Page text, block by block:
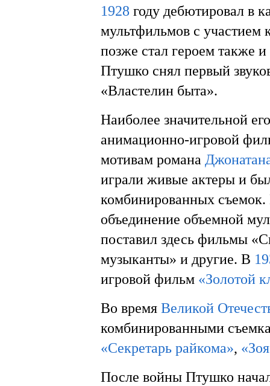
1928 году дебютировал в
мультфильмов с участием
позже стал героем также
Птушко снял первый
«Властелин быта».
Наиболее значительной
анимационно-игровой
мотивам романа
играли живые актеры и
комбинированных съемок.
объединение объемной
поставил здесь фильмы
музыканты» и другие. В
игровой фильм «Золотой
Во время Великой
комбинированными
«Секретарь райкома»,
После войны Птушко